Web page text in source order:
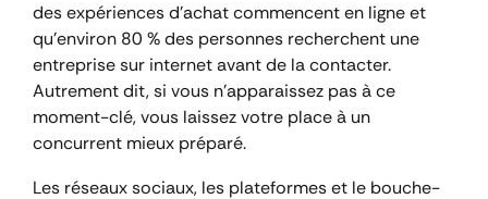
des expériences d’achat commencent en ligne et
qu’environ 80 % des personnes recherchent une
entreprise sur internet avant de la contacter.
Autrement dit, si vous n’apparaissez pas à ce
moment-clé, vous laissez votre place à un
concurrent mieux préparé.
Les réseaux sociaux, les plateformes et le bouche-